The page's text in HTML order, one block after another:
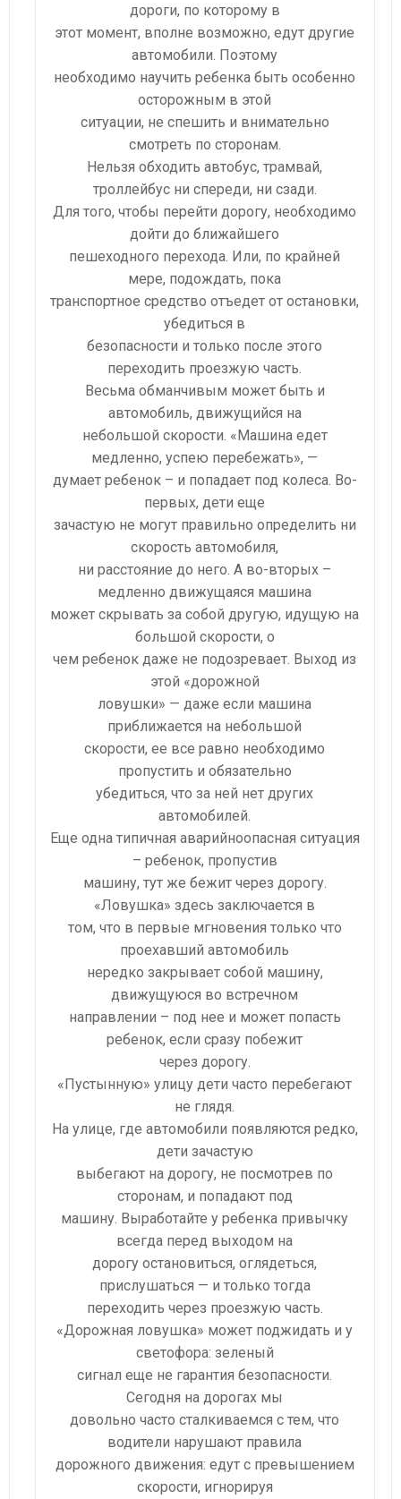
дороги, по которому в
этот момент, вполне возможно, едут другие
автомобили. Поэтому
необходимо научить ребенка быть особенно
осторожным в этой
ситуации, не спешить и внимательно
смотреть по сторонам.
Нельзя обходить автобус, трамвай,
троллейбус ни спереди, ни сзади.
Для того, чтобы перейти дорогу, необходимо
дойти до ближайшего
пешеходного перехода. Или, по крайней
мере, подождать, пока
транспортное средство отъедет от остановки,
убедиться в
безопасности и только после этого
переходить проезжую часть.
Весьма обманчивым может быть и
автомобиль, движущийся на
небольшой скорости. «Машина едет
медленно, успею перебежать», —
думает ребенок – и попадает под колеса. Во-
первых, дети еще
зачастую не могут правильно определить ни
скорость автомобиля,
ни расстояние до него. А во-вторых –
медленно движущаяся машина
может скрывать за собой другую, идущую на
большой скорости, о
чем ребенок даже не подозревает. Выход из
этой «дорожной
ловушки» — даже если машина
приближается на небольшой
скорости, ее все равно необходимо
пропустить и обязательно
убедиться, что за ней нет других
автомобилей.
Еще одна типичная аварийноопасная ситуация
– ребенок, пропустив
машину, тут же бежит через дорогу.
«Ловушка» здесь заключается в
том, что в первые мгновения только что
проехавший автомобиль
нередко закрывает собой машину,
движущуюся во встречном
направлении – под нее и может попасть
ребенок, если сразу побежит
через дорогу.
«Пустынную» улицу дети часто перебегают
не глядя.
На улице, где автомобили появляются редко,
дети зачастую
выбегают на дорогу, не посмотрев по
сторонам, и попадают под
машину. Выработайте у ребенка привычку
всегда перед выходом на
дорогу остановиться, оглядеться,
прислушаться — и только тогда
переходить через проезжую часть.
«Дорожная ловушка» может поджидать и у
светофора: зеленый
сигнал еще не гарантия безопасности.
Сегодня на дорогах мы
довольно часто сталкиваемся с тем, что
водители нарушают правила
дорожного движения: едут с превышением
скорости, игнорируя